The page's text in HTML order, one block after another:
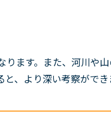
ます。また、河川や
、より深い考察ができ